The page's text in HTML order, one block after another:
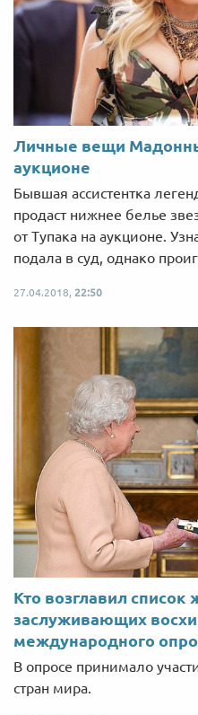
Личные вещи
аукционе
Бывшая ассистентка
продаст нижнее белье
от Тупака на аукционе.
подала в суд, однако
27.04.2018, 22:50
Кто возглавил
заслуживающих
международного
В опросе принимало
стран мира.